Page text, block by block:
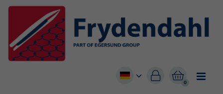


0